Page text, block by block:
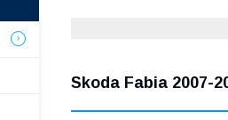
Skoda Fabia 2007-